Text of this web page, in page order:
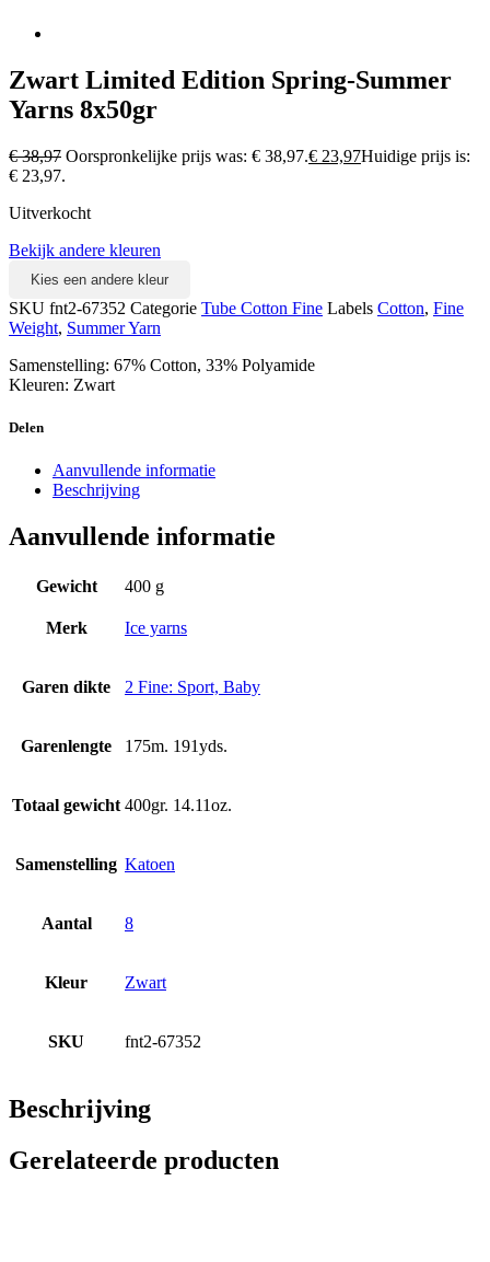
Zwart Limited Edition Spring-Summer
Yarns 8x50gr
€38,97 Oorspronkelijke prijs was: € 38,97.€ 23,97Huidige prijs is:
€ 23,97.
Uitverkocht
Bekijk andere kleuren
Kies een andere kleur
SKU fnt2-67352 Categorie Tube Cotton Fine Labels Cotton, Fine
Weight, Summer Yarn
Samenstelling: 67% Cotton, 33% Polyamide
Kleuren: Zwart
Delen
Aanvullende informatie
Beschrijving
Aanvullende informatie
Gewicht 400 g
Merk Ice yarns
Garen dikte 2 Fine: Sport, Baby
Garenlengte 175m. 191yds.
Totaal gewicht 400gr. 14.11oz.
Samenstelling Katoen
Aantal 8
Kleur Zwart
SKU fnt2-67352
Beschrijving
Gerelateerde producten